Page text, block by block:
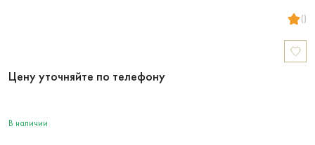
()
Цену уточняйте по телефону
В наличии